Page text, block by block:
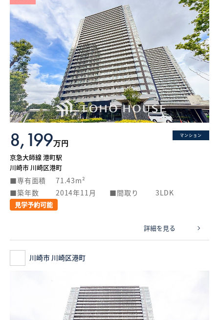
マンション
8,199万円
京急大師線 港町駅
川崎市 川崎区港町
専有面積
71.43m²
築年数
2014年11月 間取り 3LDK
見学予約可能
詳細を見る
川崎市 川崎区港町